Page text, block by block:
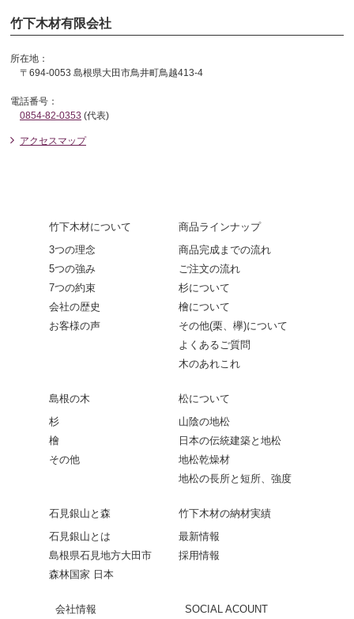
竹下木材有限会社
所在地：
〒694-0053 島根県大田市鳥井町鳥越413-4
電話番号：
0854-82-0353 (代表)
アクセスマップ
竹下木材について
3つの理念
5つの強み
7つの約束
会社の歴史
お客様の声
商品ラインナップ
商品完成までの流れ
ご注文の流れ
杉について
檜について
その他(栗、欅)について
よくあるご質問
木のあれこれ
島根の木
杉
檜
その他
松について
山陰の地松
日本の伝統建築と地松
地松乾燥材
地松の長所と短所、強度
石見銀山と森
石見銀山とは
島根県石見地方大田市
森林国家 日本
竹下木材の納材実績
最新情報
採用情報
会社情報 SOCIAL ACOUNT